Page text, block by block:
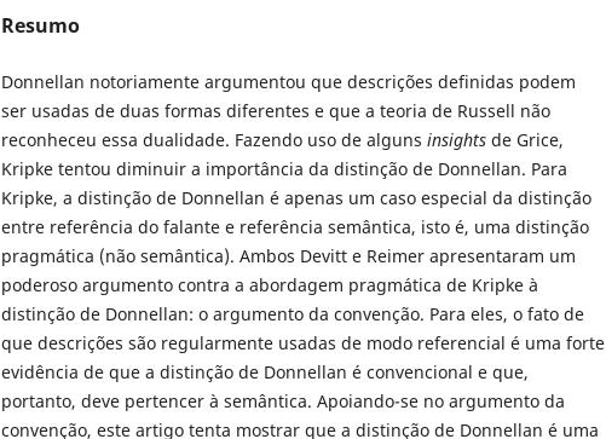
Resumo
Donnellan notoriamente argumentou que descrições definidas podem
ser usadas de duas formas diferentes e que a teoria de Russell não
reconheceu essa dualidade. Fazendo uso de alguns insights de Grice,
Kripke tentou diminuir a importância da distinção de Donnellan. Para
Kripke, a distinção de Donnellan é apenas um caso especial da distinção
entre referência do falante e referência semântica, isto é, uma distinção
pragmática (não semântica). Ambos Devitt e Reimer apresentaram um
poderoso argumento contra a abordagem pragmática de Kripke à
distinção de Donnellan: o argumento da convenção. Para eles, o fato de
que descrições são regularmente usadas de modo referencial é uma forte
evidência de que a distinção de Donnellan é convencional e que,
portanto, deve pertencer à semântica. Apoiando-se no argumento da
convenção, este artigo tenta mostrar que a distinção de Donnellan é uma